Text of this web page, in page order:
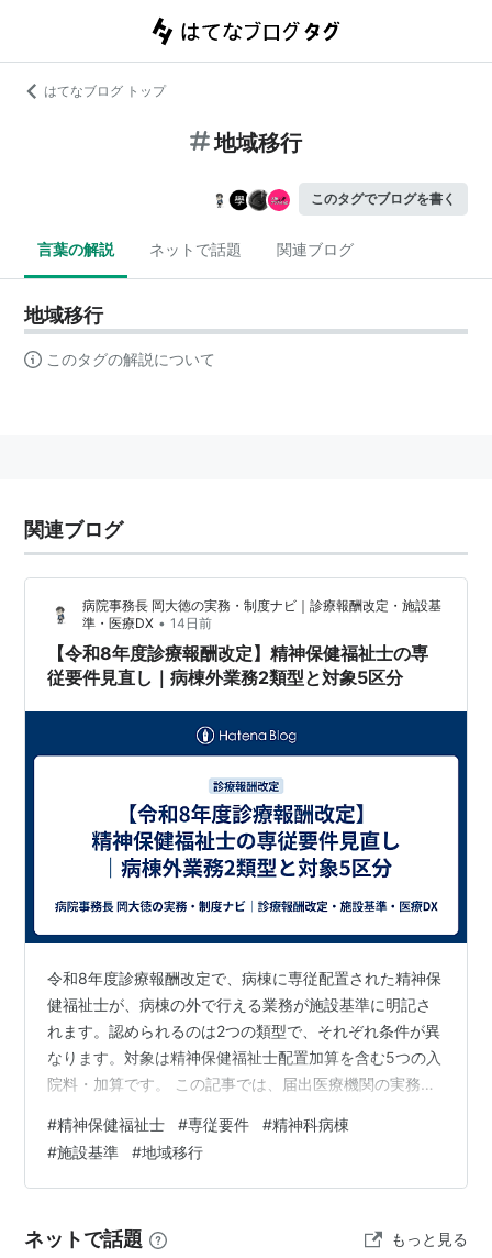
はてなブログ トップ
地域移行
このタグでブログを書く
言葉の解説 ネットで話題 関連ブログ
地域移行
このタグの解説について
関連ブログ
病院事務長 岡大徳の実務・制度ナビ｜診療報酬改定・施設基
準・医療DX • 14日前
【令和8年度診療報酬改定】精神保健福祉士の専
従要件見直し｜病棟外業務2類型と対象5区分
令和8年度診療報酬改定で、病棟に専従配置された精神保
健福祉士が、病棟の外で行える業務が施設基準に明記さ
れます。認められるのは2つの類型で、それぞれ条件が異
なります。対象は精神保健福祉士配置加算を含む5つの入
院料・加算です。 この記事では、届出医療機関の実務担
るよう、施設基準の記載に沿って要件を整理します。 こ
の記事でわかること 病棟外業務が認められる2つの類型
と、条件の違い 見直し後も認められない、3つのケース
説動画】令和8年度診療報酬改定｜精神保健福祉士の病棟
#精神保健福祉士 #専従要件 #精神科病棟
#施設基準 #地域移行
ネットで話題 もっと見る